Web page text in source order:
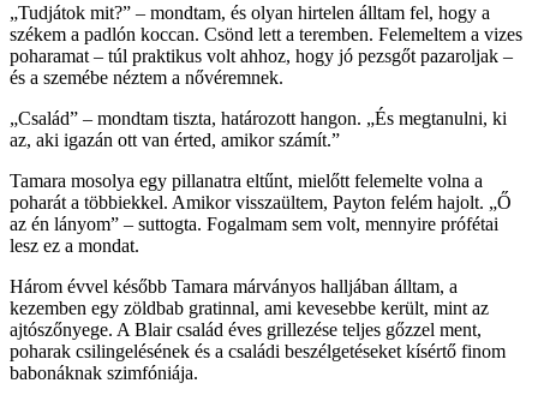
„Tudjátok mit?” – mondtam, és olyan hirtelen álltam fel, hogy a
székem a padlón koccan. Csönd lett a teremben. Felemeltem a vizes
poharamat – túl praktikus volt ahhoz, hogy jó pezsgőt pazaroljak –
és a szemébe néztem a nővéremnek.
„Család” – mondtam tiszta, határozott hangon. „És megtanulni, ki
az, aki igazán ott van érted, amikor számít.”
Tamara mosolya egy pillanatra eltűnt, mielőtt felemelte volna a
poharát a többiekkel. Amikor visszaültem, Payton felém hajolt. „Ő
az én lányom” – suttogta. Fogalmam sem volt, mennyire prófétai
lesz ez a mondat.
Három évvel később Tamara márványos halljában álltam, a
kezemben egy zöldbab gratinnal, ami kevesebbe került, mint az
ajtószőnyege. A Blair család éves grillezése teljes gőzzel ment,
poharak csilingelésének és a családi beszélgetéseket kísértő finom
babonáknak szimfóniája.